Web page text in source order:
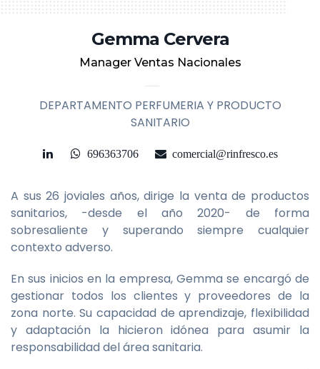
Gemma Cervera
Manager Ventas Nacionales
DEPARTAMENTO PERFUMERIA Y PRODUCTO
SANITARIO
696363706 comercial@rinfresco.es
A sus 26 joviales años, dirige la venta de productos
sanitarios, -desde el año 2020- de forma
sobresaliente y superando siempre cualquier
contexto adverso.
En sus inicios en la empresa, Gemma se encargó de
gestionar todos los clientes y proveedores de la
zona norte. Su capacidad de aprendizaje, flexibilidad
y adaptación la hicieron idónea para asumir la
responsabilidad del área sanitaria.